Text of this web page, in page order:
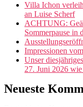
Villa Ichon
an Luise Scherf
ACHTUNG:
Sommerpause in
Impressionen
Unser
27. Juni 2026
Neueste